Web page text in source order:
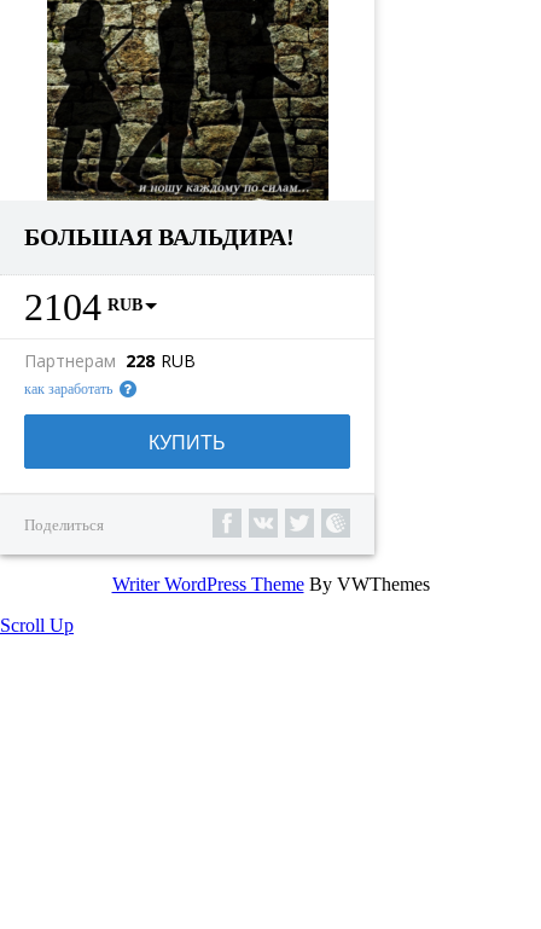
БОЛЬШАЯ ВАЛЬДИРА!
2104 RUB
Партнерам 228 RUB
как заработать
КУПИТЬ
Поделиться
Writer WordPress ThemeBy VWThemes
Scroll Up